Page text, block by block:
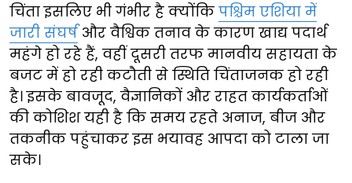
चिंता इसलिए भी गंभीर है क्योंकि पश्चिम एशिया में
जारी संघर्षऔर वैश्विक तनाव के कारण खाद्य पदार्थ
महंगे हो रहे हैं, वहीं दूसरी तरफ मानवीय सहायता के
बजट में हो रही कटौती से स्थिति चिंताजनक हो रही
है। इसके बावजूद, वैज्ञानिकों और राहत कार्यकर्ताओं
की कोशिश यही है कि समय रहते अनाज, बीज और
तकनीक पहुंचाकर इस भयावह आपदा को टाला जा
सके।